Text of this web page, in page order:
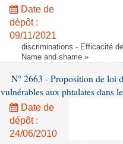
Date de
dépôt :
09/11/2021
discriminations - Efficacité
Name and shame »
N° 2663 - Proposition de loi
vulnérables aux phtalates dans
Date de
dépôt :
24/06/2010